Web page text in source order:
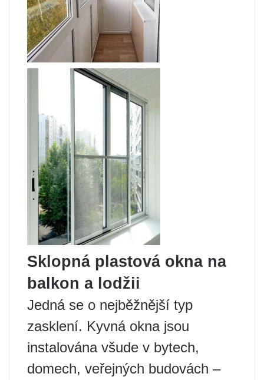
Sklopná plastová okna na
balkon a lodžii
Jedná se o nejběžnější typ
zasklení. Kyvná okna jsou
instalována všude v bytech,
domech, veřejných budovách –